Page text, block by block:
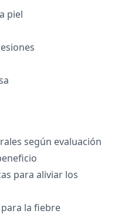
piel
según evaluación
para aliviar los
la fiebre